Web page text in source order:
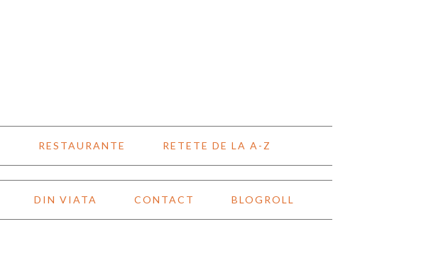
RESTAURANTE RETETE DE LA A-Z
DIN VIATA CONTACT BLOGROLL